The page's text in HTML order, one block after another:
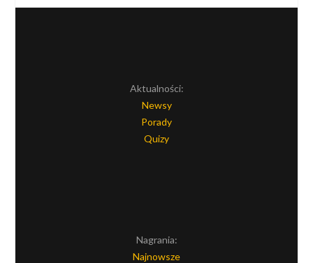
Aktualności:
Newsy
Porady
Quizy
Nagrania:
Najnowsze